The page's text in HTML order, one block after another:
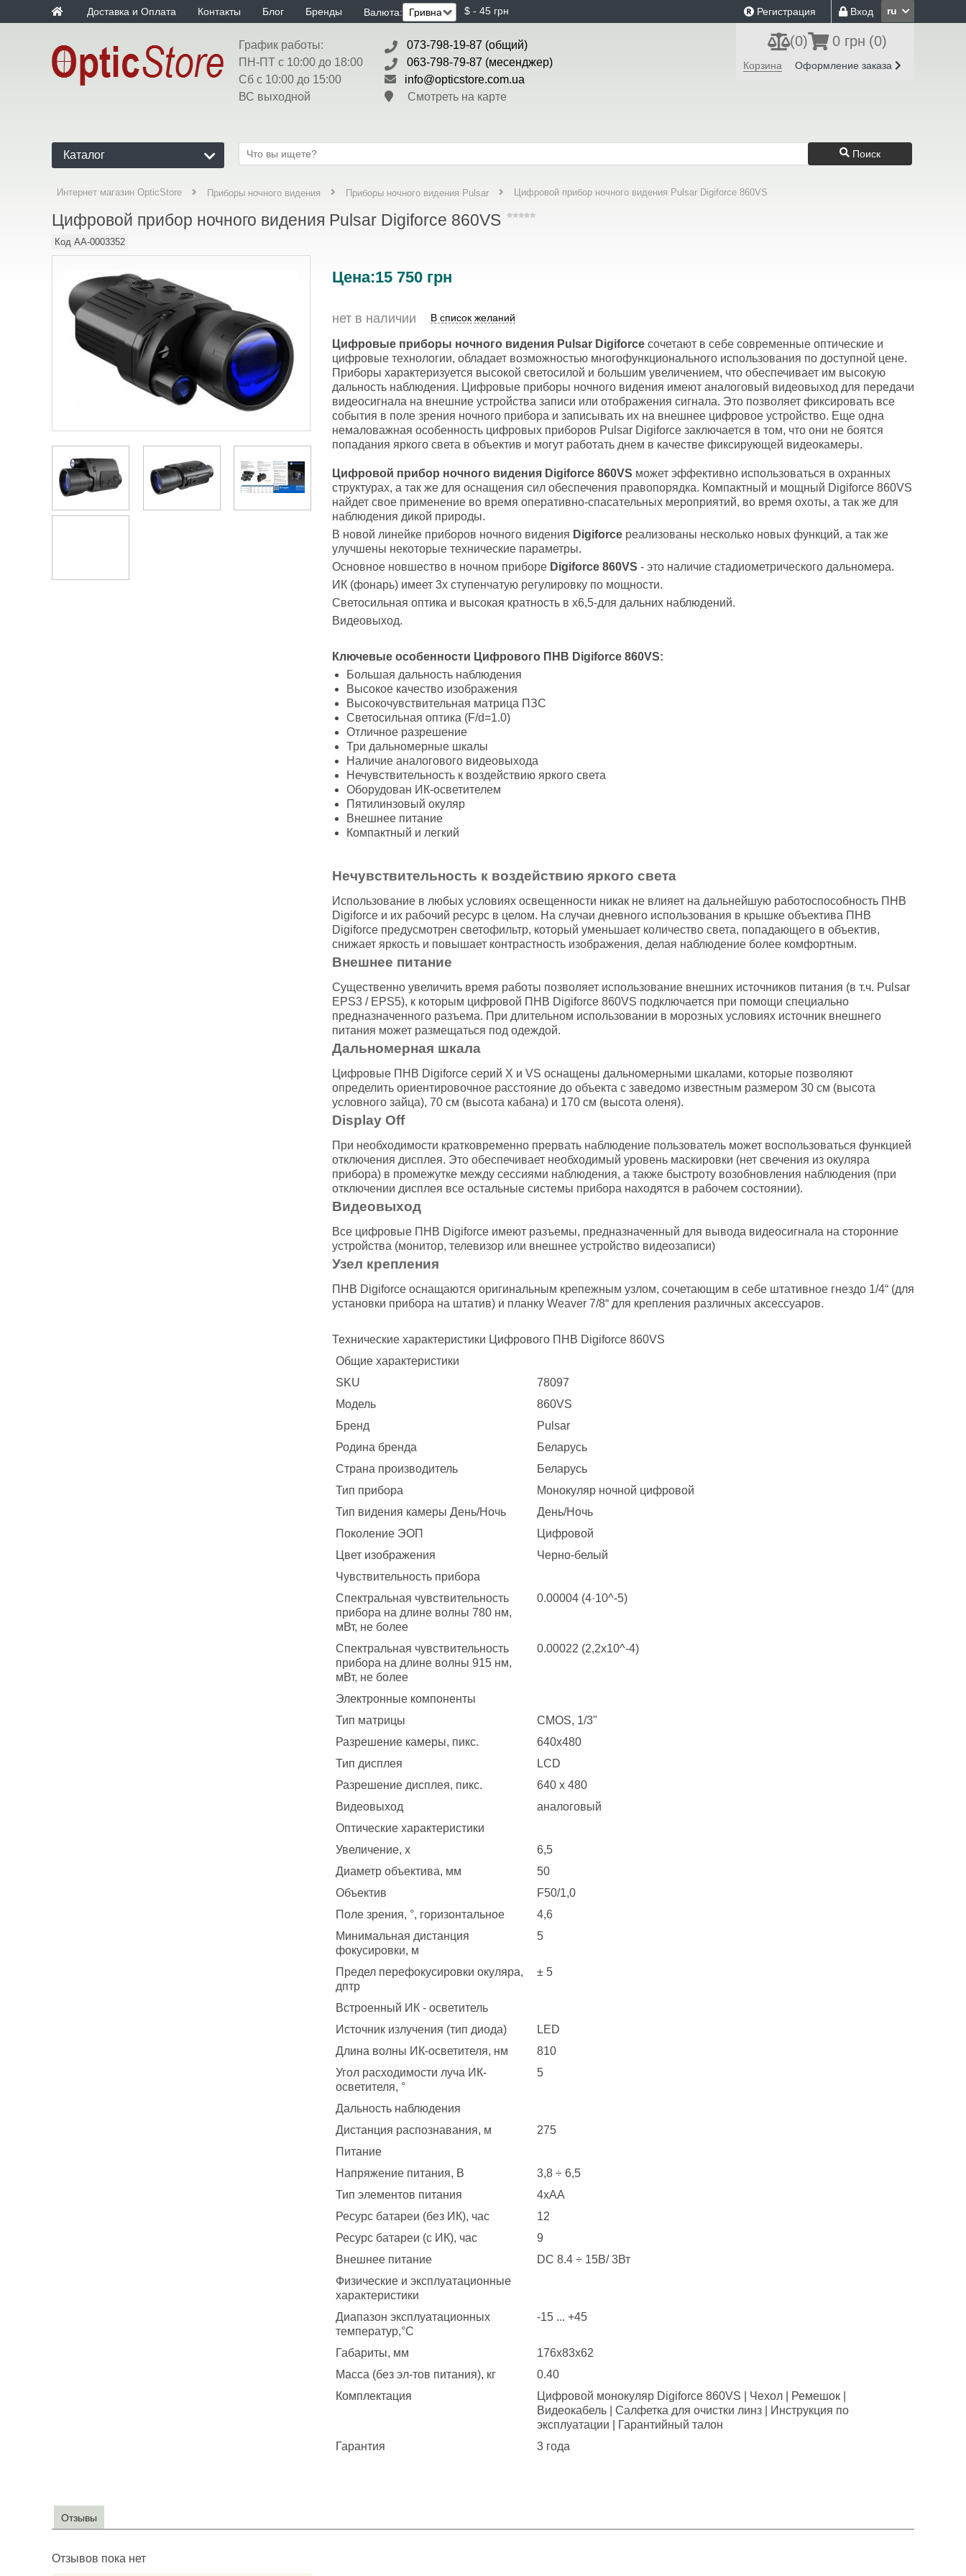
Доставка и Оплата Контакты Блог Бренды Валюта: $ - 45 грн ru
Вход
Регистрация
График работы:
ПН-ПТ с 10:00 до 18:00
Сб с 10:00 до 15:00
ВС выходной
073-798-19-87 (общий)
063-798-79-87 (месенджер)
info@opticstore.com.ua
Смотреть на карте
(0) 0 грн (0)
Корзина Оформление заказа
Каталог Поиск
Интернет магазин OpticStore Приборы ночного видения Приборы ночного видения Pulsar Цифровой прибор ночного видения Pulsar Digiforce 860VS
Цифровой прибор ночного видения Pulsar Digiforce 860VS
Код AA-0003352
Цена:15 750 грн
нет в наличии В список желаний
Цифровые приборы ночного видения Pulsar Digiforce сочетают в себе современные оптические и
цифровые технологии, обладает возможностью многофункционального использования по доступной цене.
Приборы характеризуется высокой светосилой и большим увеличением, что обеспечивает им высокую
дальность наблюдения. Цифровые приборы ночного видения имеют аналоговый видеовыход для передачи
видеосигнала на внешние устройства записи или отображения сигнала. Это позволяет фиксировать все
события в поле зрения ночного прибора и записывать их на внешнее цифровое устройство. Еще одна
немаловажная особенность цифровых приборов Pulsar Digiforce заключается в том, что они не боятся
попадания яркого света в объектив и могут работать днем в качестве фиксирующей видеокамеры.
Цифровой прибор ночного видения Digiforce 860VS может эффективно использоваться в охранных
структурах, а так же для оснащения сил обеспечения правопорядка. Компактный и мощный Digiforce 860VS
найдет свое применение во время оперативно-спасательных мероприятий, во время охоты, а так же для
наблюдения дикой природы.
В новой линейке приборов ночного видения Digiforce реализованы несколько новых функций, а так же
улучшены некоторые технические параметры.
Основное новшество в ночном приборе Digiforce 860VS - это наличие стадиометрического дальномера.
ИК (фонарь) имеет 3х ступенчатую регулировку по мощности.
Светосильная оптика и высокая кратность в х6,5-для дальних наблюдений.
Видеовыход.
Ключевые особенности Цифрового ПНВ Digiforce 860VS:
Большая дальность наблюдения
Высокое качество изображения
Высокочувствительная матрица ПЗС
Светосильная оптика (F/d=1.0)
Отличное разрешение
Три дальномерные шкалы
Наличие аналогового видеовыхода
Нечувствительность к воздействию яркого света
Оборудован ИК-осветителем
Пятилинзовый окуляр
Внешнее питание
Компактный и легкий
Нечувствительность к воздействию яркого света
Использование в любых условиях освещенности никак не влияет на дальнейшую работоспособность ПНВ
Digiforce и их рабочий ресурс в целом. На случаи дневного использования в крышке объектива ПНВ
Digiforce предусмотрен светофильтр, который уменьшает количество света, попадающего в объектив,
снижает яркость и повышает контрастность изображения, делая наблюдение более комфортным.
Внешнее питание
Существенно увеличить время работы позволяет использование внешних источников питания (в т.ч. Pulsar
EPS3 / EPS5), к которым цифровой ПНВ Digiforce 860VS подключается при помощи специально
предназначенного разъема. При длительном использовании в морозных условиях источник внешнего
питания может размещаться под одеждой.
Дальномерная шкала
Цифровые ПНВ Digiforce серий X и VS оснащены дальномерными шкалами, которые позволяют
определить ориентировочное расстояние до объекта с заведомо известным размером 30 см (высота
условного зайца), 70 см (высота кабана) и 170 см (высота оленя).
Display Off
При необходимости кратковременно прервать наблюдение пользователь может воспользоваться функцией
отключения дисплея. Это обеспечивает необходимый уровень маскировки (нет свечения из окуляра
прибора) в промежутке между сессиями наблюдения, а также быстроту возобновления наблюдения (при
отключении дисплея все остальные системы прибора находятся в рабочем состоянии).
Видеовыход
Все цифровые ПНВ Digiforce имеют разъемы, предназначенный для вывода видеосигнала на сторонние
устройства (монитор, телевизор или внешнее устройство видеозаписи)
Узел крепления
ПНВ Digiforce оснащаются оригинальным крепежным узлом, сочетающим в себе штативное гнездо 1/4“ (для
установки прибора на штатив) и планку Weaver 7/8“ для крепления различных аксессуаров.
Технические характеристики Цифрового ПНВ Digiforce 860VS
Общие характеристики
SKU
78097
Модель
860VS
Бренд
Pulsar
Родина бренда
Беларусь
Страна производитель
Беларусь
Тип прибора
Монокуляр ночной цифровой
Тип видения камеры День/Ночь
День/Ночь
Поколение ЭОП
Цифровой
Цвет изображения
Черно-белый
Чувствительность прибора
Спектральная чувствительность
прибора на длине волны 780 нм,
мВт, не более
0.00004 (4·10^-5)
Спектральная чувствительность
прибора на длине волны 915 нм,
мВт, не более
0.00022 (2,2x10^-4)
Электронные компоненты
Тип матрицы
CMOS, 1/3"
Разрешение камеры, пикс.
640х480
Тип дисплея
LCD
Разрешение дисплея, пикс.
640 x 480
Видеовыход
аналоговый
Оптические характеристики
Увеличение, x
6,5
Диаметр объектива, мм
50
Объектив
F50/1,0
Поле зрения, °, горизонтальное
4,6
Минимальная дистанция
фокусировки, м
5
Предел перефокусировки окуляра,
дптр
± 5
Встроенный ИК - осветитель
Источник излучения (тип диода)
LED
Длина волны ИК-осветителя, нм
810
Угол расходимости луча ИК-
осветителя, °
5
Дальность наблюдения
Дистанция распознавания, м
275
Питание
Напряжение питания, В
3,8 ÷ 6,5
Тип элементов питания
4xAA
Ресурс батареи (без ИК), час
12
Ресурс батареи (с ИК), час
9
Внешнее питание
DC 8.4 ÷ 15В/ 3Вт
Физические и эксплуатационные
характеристики
Диапазон эксплуатационных
температур,°С
-15 ... +45
Габариты, мм
176x83x62
Масса (без эл-тов питания), кг
0.40
Комплектация
Цифровой монокуляр Digiforce 860VS | Чехол | Ремешок |
Видеокабель | Салфетка для очистки линз | Инструкция по
эксплуатации | Гарантийный талон
Гарантия
3 года
Отзывы
Отзывов пока нет